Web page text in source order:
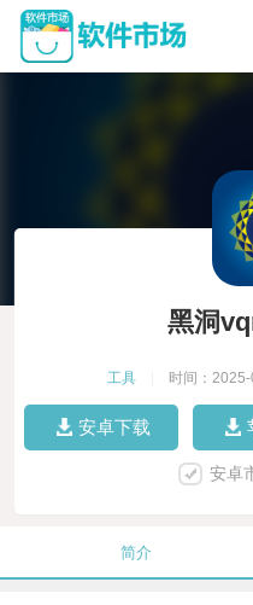
黑洞
工具 时间：
安卓下载
安卓
简介